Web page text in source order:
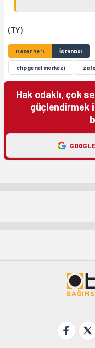
(TY)
Haber Yeri İstanbul
chp genel merkezi
Hak odaklı, çok
güçlendirmek